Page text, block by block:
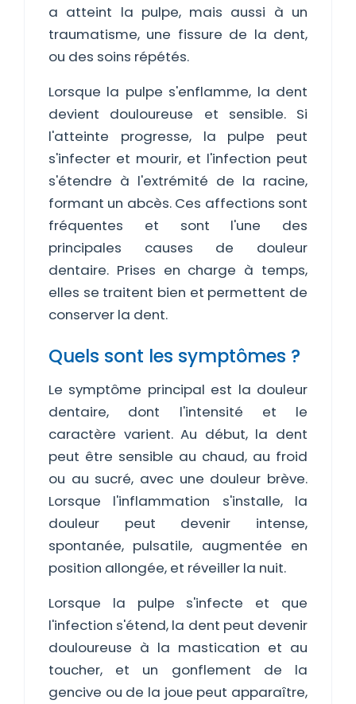
a atteint la pulpe, mais aussi à un
traumatisme, une fissure de la dent,
ou des soins répétés.
Lorsque la pulpe s'enflamme, la dent
devient douloureuse et sensible. Si
l'atteinte progresse, la pulpe peut
s'infecter et mourir, et l'infection peut
s'étendre à l'extrémité de la racine,
formant un abcès. Ces affections sont
fréquentes et sont l'une des
principales causes de douleur
dentaire. Prises en charge à temps,
elles se traitent bien et permettent de
conserver la dent.
Quels sont les symptômes ?
Le symptôme principal est la douleur
dentaire, dont l'intensité et le
caractère varient. Au début, la dent
peut être sensible au chaud, au froid
ou au sucré, avec une douleur brève.
Lorsque l'inflammation s'installe, la
douleur peut devenir intense,
spontanée, pulsatile, augmentée en
position allongée, et réveiller la nuit.
Lorsque la pulpe s'infecte et que
l'infection s'étend, la dent peut devenir
douloureuse à la mastication et au
toucher, et un gonflement de la
gencive ou de la joue peut apparaître,